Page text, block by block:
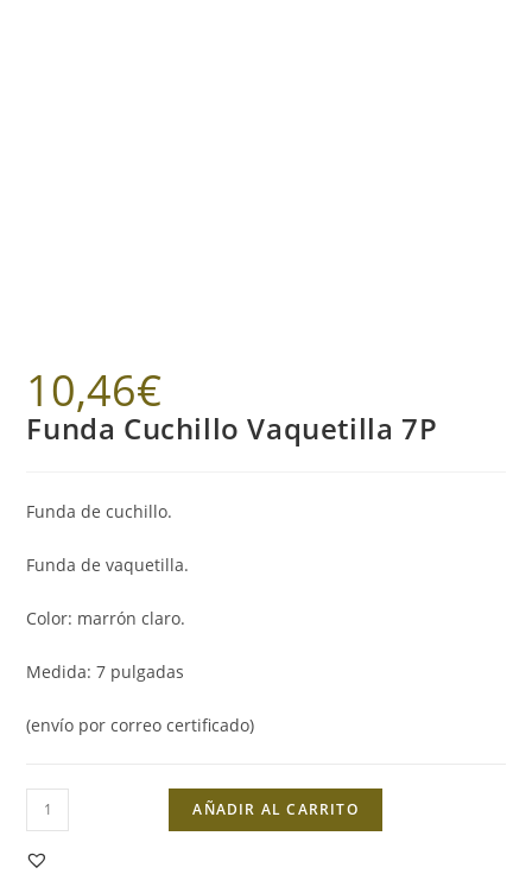
10,46€
Funda Cuchillo Vaquetilla 7P
Funda de cuchillo.
Funda de vaquetilla.
Color: marrón claro.
Medida: 7 pulgadas
(envío por correo certificado)
Funda
Cuchillo
Vaquetilla
AÑADIR AL CARRITO